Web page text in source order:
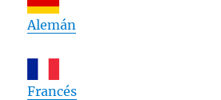
Alemán
Francés